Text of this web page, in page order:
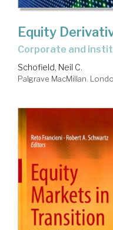
Equity
corporate and
Schofield, Neil C.
Palgrave MacMillan.